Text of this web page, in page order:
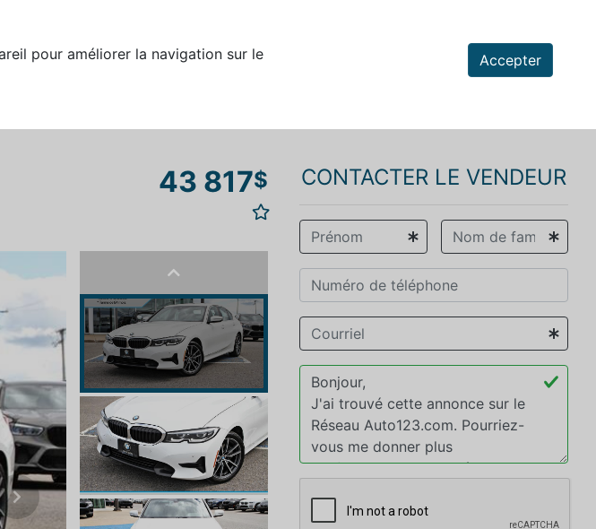
pour améliorer la navigation sur le
Accepter
43 817$
Next
Previous
CONTACTER LE VENDEUR